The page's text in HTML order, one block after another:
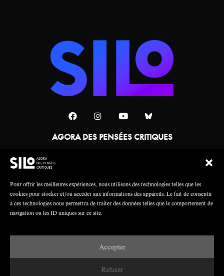
Pour offrir les meilleures expériences, nous utilisons des technologies telles que les
cookies pour stocker et/ou accéder aux informations des appareils. Le fait de consentir
à ces technologies nous permettra de traiter des données telles que le comportement de
navigation ou les ID uniques sur ce site.
Accepter
Refuser
AGORA DES PENSÉES CRITIQUES